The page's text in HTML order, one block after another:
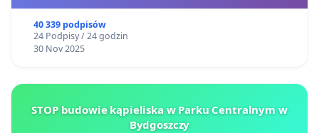
40 339 podpisów
24 Podpisy / 24 godzin
30 Nov 2025
STOP budowie kąpieliska w Parku Centralnym w
Bydgoszczy